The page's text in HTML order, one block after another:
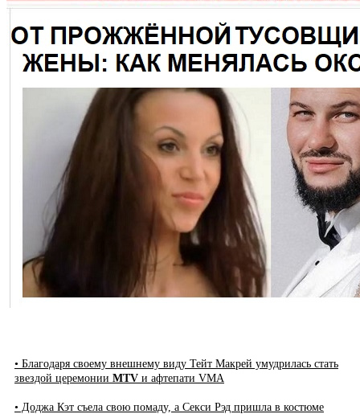
• Благодаря своему внешнему виду Тейт Макрей умудрилась стать
звездой церемонии MTV и афтепати VMA
• Доджа Кэт съела свою помаду, а Секси Рэд пришла в костюме